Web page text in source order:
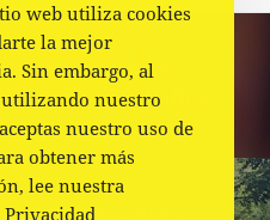
“N”, presunto
de 12 años
31 personas
web utiliza cookies
la mejor
Sin embargo, al
nuestro
nuestro uso de
obtener más
lee nuestra